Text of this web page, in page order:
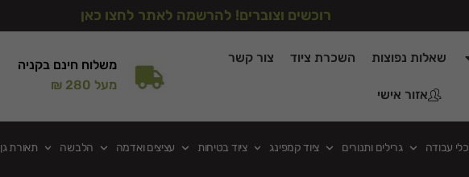
רוכשים וצוברים! להרשמה לאתר לחצו כאן
שאלות נפוצות השכרת ציוד צור קשר
אזור אישי
משלוח חינם בקניה
מעל 280 ₪
כלי עבודה גרילים ותנורים ציוד קמפינג ציוד בטיחות עציצים ואדמה הלבשה תאורת גן